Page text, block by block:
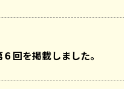
回を掲載しました。